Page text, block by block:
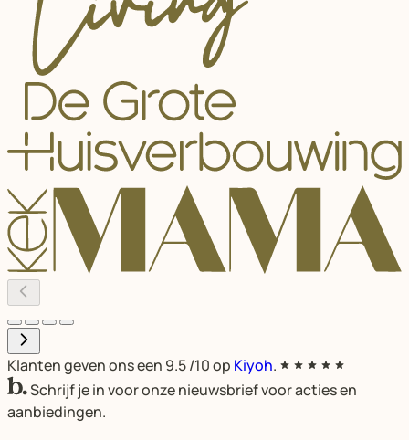
Klanten geven ons een 9.5/10 op Kiyoh.
Schrijf je in voor onze nieuwsbrief voor acties en
aanbiedingen.